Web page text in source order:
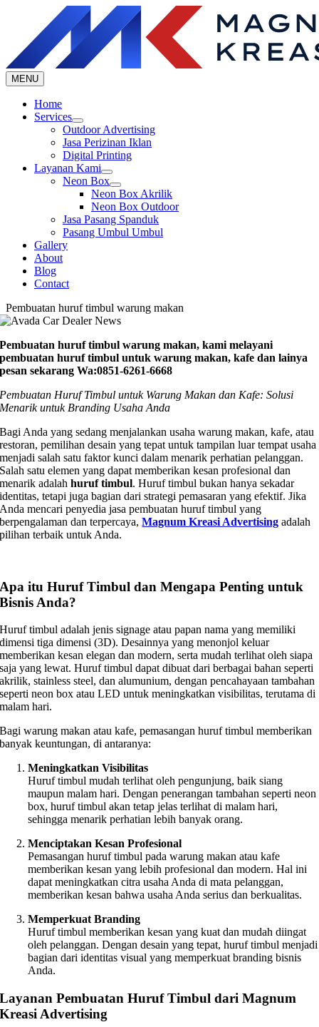
content
MENU
Home
Services
Outdoor Advertising
Jasa Perizinan Iklan
Digital Printing
Layanan Kami
Neon Box
Neon Box Akrilik
Neon Box Outdoor
Jasa Pasang Spanduk
Pasang Umbul Umbul
Gallery
About
Blog
Contact
Pembuatan huruf timbul warung makan
Pembuatan huruf timbul warung makan, kami melayani
pembuatan huruf timbul untuk warung makan, kafe dan lainya
pesan sekarang Wa:0851-6261-6668
Pembuatan Huruf Timbul untuk Warung Makan dan Kafe: Solusi
Menarik untuk Branding Usaha Anda
Bagi Anda yang sedang menjalankan usaha warung makan, kafe, atau
restoran, pemilihan desain yang tepat untuk tampilan luar tempat usaha
menjadi salah satu faktor kunci dalam menarik perhatian pelanggan.
Salah satu elemen yang dapat memberikan kesan profesional dan
menarik adalahhuruf timbul. Huruf timbul bukan hanya sekadar
identitas, tetapi juga bagian dari strategi pemasaran yang efektif. Jika
Anda mencari penyedia jasa pembuatan huruf timbul yang
berpengalaman dan terpercaya,Magnum Kreasi Advertising adalah
pilihan terbaik untuk Anda.
Apa itu Huruf Timbul dan Mengapa Penting untuk
Bisnis Anda?
Huruf timbul adalah jenis signage atau papan nama yang memiliki
dimensi tiga dimensi (3D). Desainnya yang menonjol keluar
memberikan kesan elegan dan modern, serta mudah terlihat oleh siapa
saja yang lewat. Huruf timbul dapat dibuat dari berbagai bahan seperti
akrilik, stainless steel, dan alumunium, dengan pencahayaan tambahan
seperti neon box atau LED untuk meningkatkan visibilitas, terutama di
malam hari.
Bagi warung makan atau kafe, pemasangan huruf timbul memberikan
banyak keuntungan, di antaranya:
Meningkatkan Visibilitas
Huruf timbul mudah terlihat oleh pengunjung, baik siang
maupun malam hari. Dengan penerangan tambahan seperti neon
box, huruf timbul akan tetap jelas terlihat di malam hari,
sehingga menarik perhatian lebih banyak orang.
Menciptakan Kesan Profesional
Pemasangan huruf timbul pada warung makan atau kafe
memberikan kesan yang lebih profesional dan modern. Hal ini
dapat meningkatkan citra usaha Anda di mata pelanggan,
memberikan kesan bahwa usaha Anda serius dan berkualitas.
Memperkuat Branding
Huruf timbul memberikan kesan yang kuat dan mudah diingat
oleh pelanggan. Dengan desain yang tepat, huruf timbul menjadi
bagian dari identitas visual yang memperkuat branding bisnis
Anda.
Layanan Pembuatan Huruf Timbul dari Magnum
Kreasi Advertising